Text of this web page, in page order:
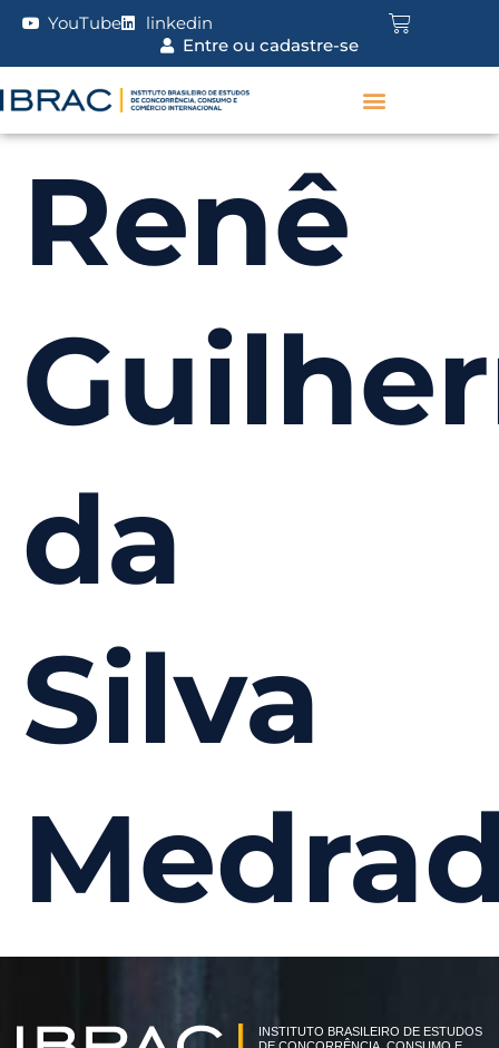
YouTube
linkedin
Entre ou cadastre-se
Renê
da
Silva